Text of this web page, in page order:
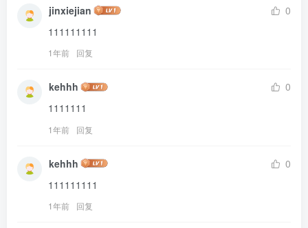
jinxiejian
0
111111111
1年前 回复
kehhh
0
1111111
1年前 回复
kehhh
0
111111111
1年前 回复